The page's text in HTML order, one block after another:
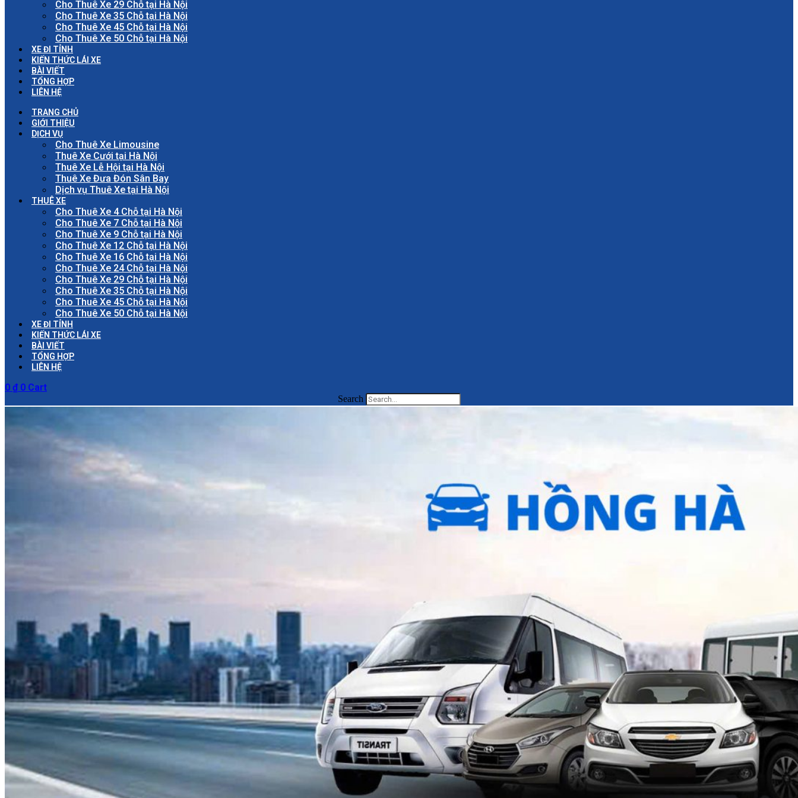
Cho Thuê Xe 29 Chỗ tại Hà Nội
Cho Thuê Xe 35 Chỗ tại Hà Nội
Cho Thuê Xe 45 Chỗ tại Hà Nội
Cho Thuê Xe 50 Chỗ tại Hà Nội
XE ĐI TỈNH
KIẾN THỨC LÁI XE
BÀI VIẾT
TỔNG HỢP
LIÊN HỆ
TRANG CHỦ
GIỚI THIỆU
DỊCH VỤ
Cho Thuê Xe Limousine
Thuê Xe Cưới tại Hà Nội
Thuê Xe Lễ Hội tại Hà Nội
Thuê Xe Đưa Đón Sân Bay
Dịch vụ Thuê Xe tại Hà Nội
THUÊ XE
Cho Thuê Xe 4 Chỗ tại Hà Nội
Cho Thuê Xe 7 Chỗ tại Hà Nội
Cho Thuê Xe 9 Chỗ tại Hà Nội
Cho Thuê Xe 12 Chỗ tại Hà Nội
Cho Thuê Xe 16 Chỗ tại Hà Nội
Cho Thuê Xe 24 Chỗ tại Hà Nội
Cho Thuê Xe 29 Chỗ tại Hà Nội
Cho Thuê Xe 35 Chỗ tại Hà Nội
Cho Thuê Xe 45 Chỗ tại Hà Nội
Cho Thuê Xe 50 Chỗ tại Hà Nội
XE ĐI TỈNH
KIẾN THỨC LÁI XE
BÀI VIẾT
TỔNG HỢP
LIÊN HỆ
0 ₫ 0 Cart
Search